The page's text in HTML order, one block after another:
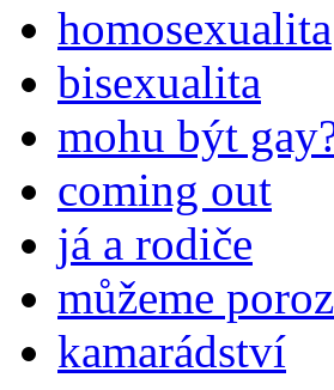
homosexualita
bisexualita
mohu být
coming out
já a rodiče
můžeme
kamarádství